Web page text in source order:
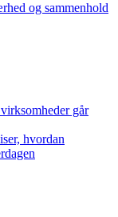
og sammenhold
går
hvordan